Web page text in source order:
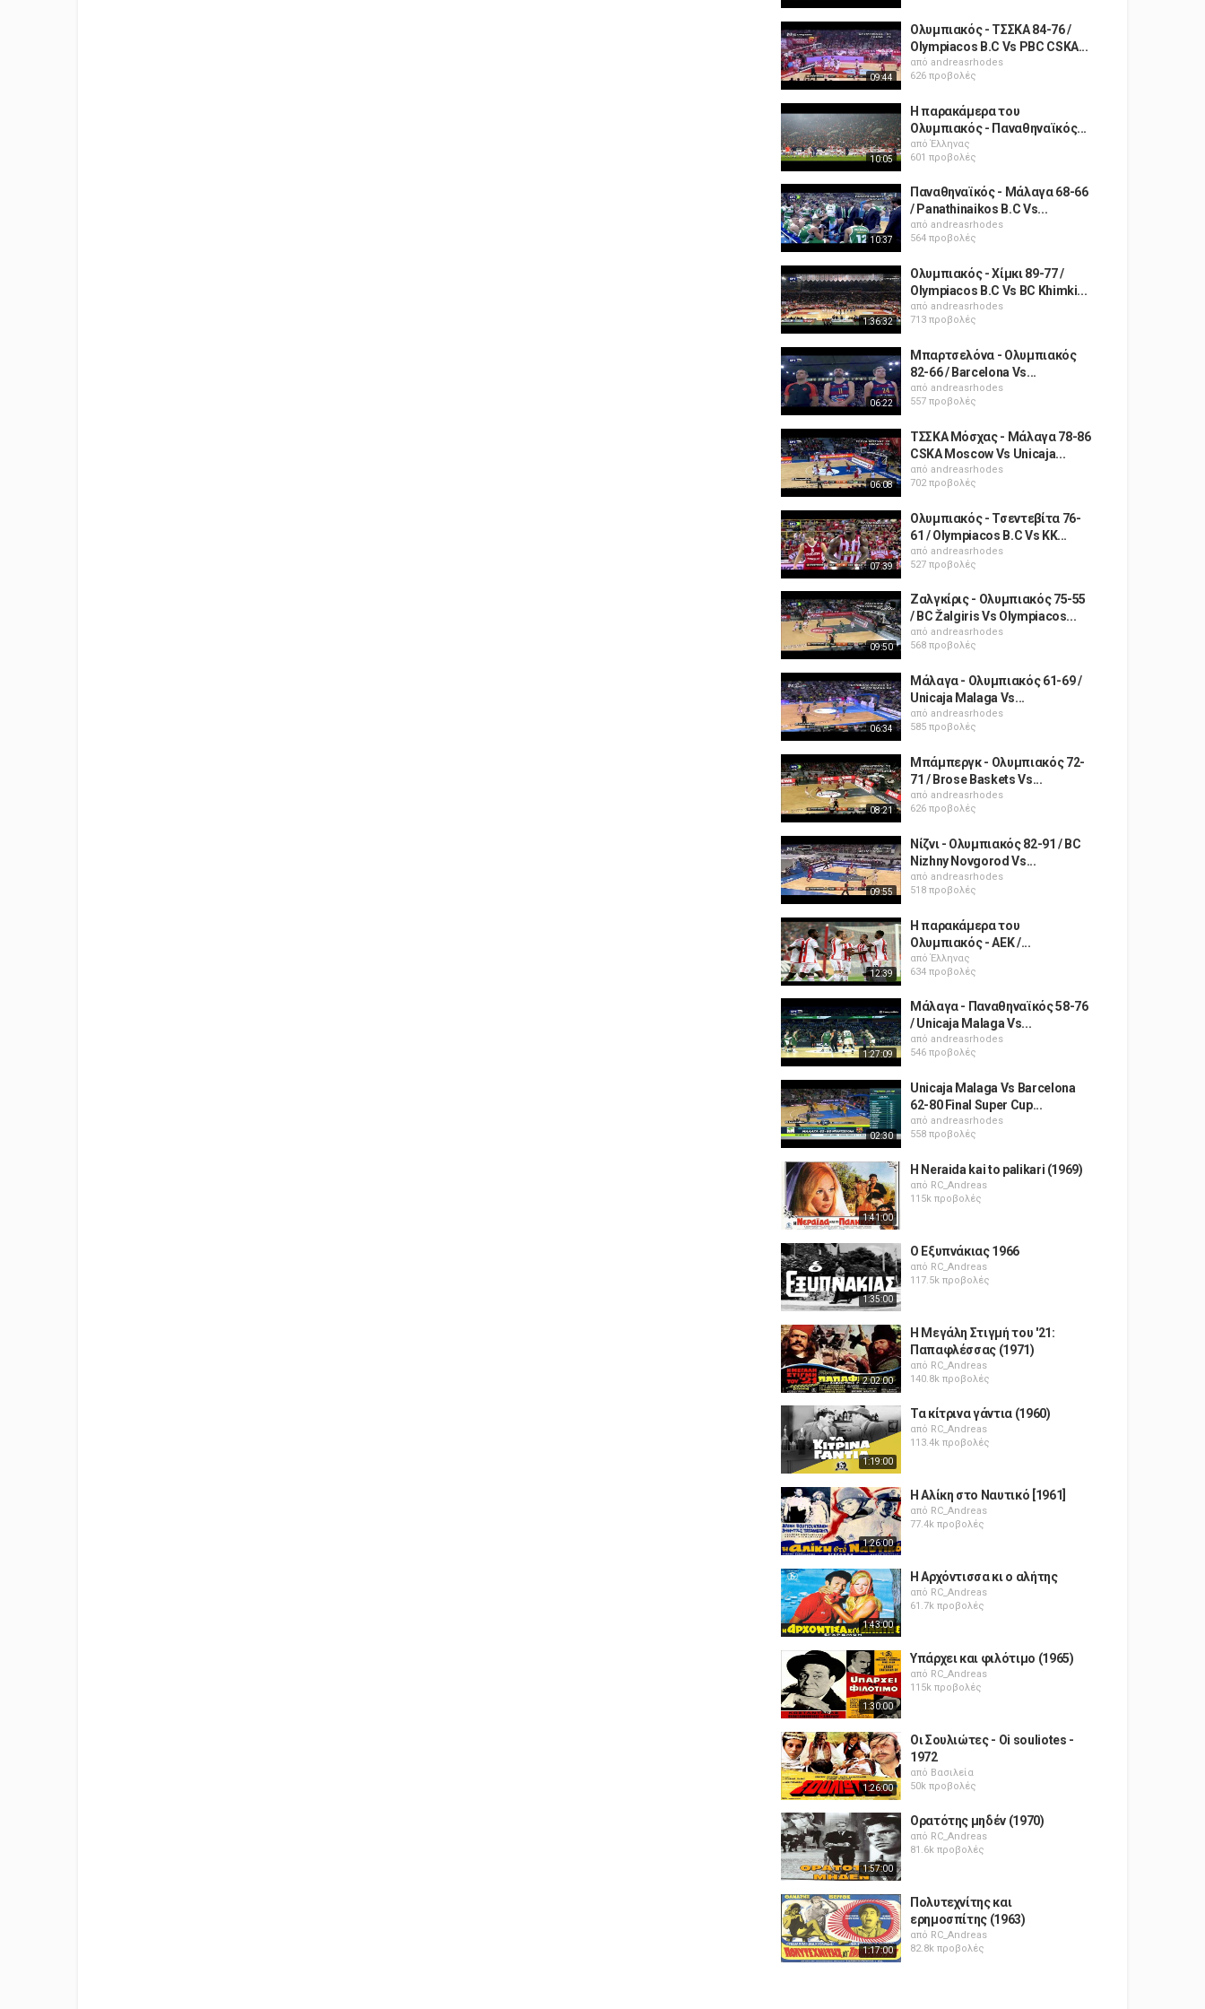
09:44
Ολυμπιακός - ΤΣΣΚΑ 84-76 /
Olympiacos B.C Vs PBC CSKA...
από andreasrhodes
626 προβολές
10:05
Η παρακάμερα του
Ολυμπιακός - Παναθηναϊκός...
απόΈλληνας
601 προβολές
10:37
Παναθηναϊκός - Μάλαγα 68-66
/ Panathinaikos B.C Vs...
από andreasrhodes
564 προβολές
1:36:32
Ολυμπιακός - Χίμκι 89-77 /
Olympiacos B.C Vs BC Khimki...
από andreasrhodes
713 προβολές
06:22
Μπαρτσελόνα - Ολυμπιακός
82-66 / Barcelona Vs...
από andreasrhodes
557 προβολές
06:08
ΤΣΣΚΑ Μόσχας - Μάλαγα 78-86
CSKA Moscow Vs Unicaja...
από andreasrhodes
702 προβολές
07:39
Ολυμπιακός - Τσεντεβίτα 76-
61 / Olympiacos B.C Vs KK...
από andreasrhodes
527 προβολές
09:50
Ζαλγκίρις - Ολυμπιακός 75-55
/ BC Žalgiris Vs Olympiacos...
από andreasrhodes
568 προβολές
06:34
Μάλαγα - Ολυμπιακός 61-69 /
Unicaja Malaga Vs...
από andreasrhodes
585 προβολές
08:21
Μπάμπεργκ - Ολυμπιακός 72-
71 / Brose Baskets Vs...
από andreasrhodes
626 προβολές
09:55
Νίζνι - Ολυμπιακός 82-91 / BC
Nizhny Novgorod Vs...
από andreasrhodes
518 προβολές
12:39
Η παρακάμερα του
Ολυμπιακός - ΑΕΚ /...
απόΈλληνας
634 προβολές
1:27:09
Μάλαγα - Παναθηναϊκός 58-76
/ Unicaja Malaga Vs...
από andreasrhodes
546 προβολές
02:30
Unicaja Malaga Vs Barcelona
62-80 Final Super Cup...
από andreasrhodes
558 προβολές
1:41:00
H Neraida kai to palikari (1969)
από RC_Andreas
115k προβολές
1:35:00
Ο Εξυπνάκιας 1966
από RC_Andreas
117.5k προβολές
2:02:00
Η Μεγάλη Στιγμή του '21:
Παπαφλέσσας (1971)
από RC_Andreas
140.8k προβολές
1:19:00
Τα κίτρινα γάντια (1960)
από RC_Andreas
113.4k προβολές
1:26:00
Η Αλίκη στο Ναυτικό [1961]
από RC_Andreas
77.4k προβολές
1:43:00
Η Αρχόντισσα κι ο αλήτης
από RC_Andreas
61.7k προβολές
1:30:00
Υπάρχει και φιλότιμο (1965)
από RC_Andreas
115k προβολές
1:26:00
Οι Σουλιώτες - Oi souliotes -
1972
από Βασιλεία
50k προβολές
1:57:00
Ορατότης μηδέν (1970)
από RC_Andreas
81.6k προβολές
1:17:00
Πολυτεχνίτης και
ερημοσπίτης (1963)
από RC_Andreas
82.8k προβολές